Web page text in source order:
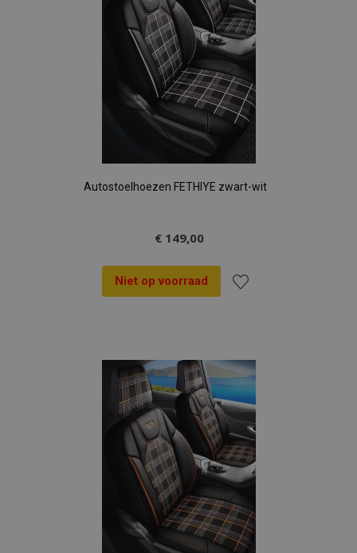
Autostoelhoezen FETHIYE zwart-wit
€ 149,00
Niet op voorraad
aan
verlanglijst